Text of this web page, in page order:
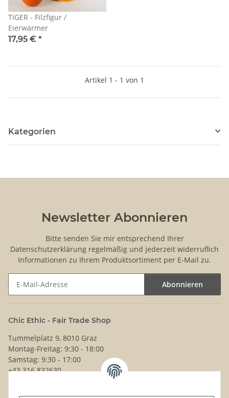
TIGER - Filzfigur /
Eierwärmer
17,95 € *
Artikel 1 - 1 von 1
Kategorien
Newsletter Abonnieren
Bitte senden Sie mir entsprechend Ihrer
Datenschutzerklärung regelmäßig und jederzeit widerruflich
Informationen zu Ihrem Produktsortiment per E-Mail zu.
Abonnieren
Chic Ethic - Fair Trade Shop
Tummelplatz 9, 8010 Graz
Montag-Freitag: 9:30 - 18:00
Samstag: 9:30 - 17:00
+43 316 832630